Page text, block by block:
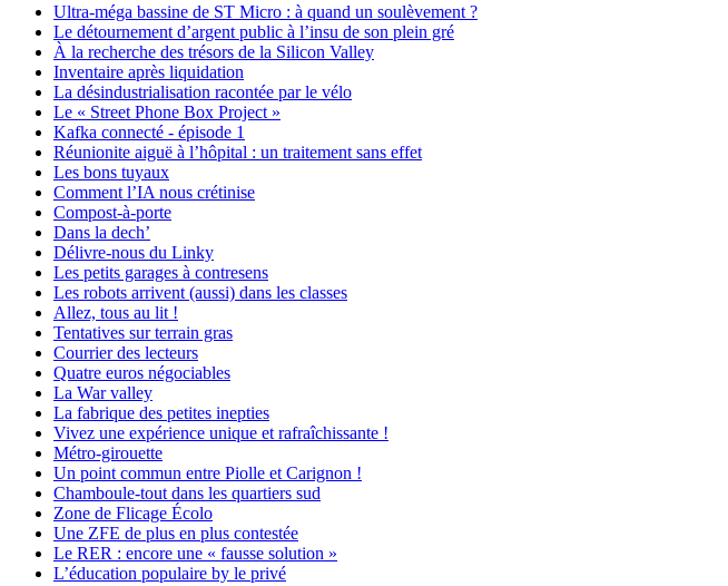
Ultra-méga bassine de ST Micro : à quand un soulèvement ?
Le détournement d’argent public à l’insu de son plein gré
À la recherche des trésors de la Silicon Valley
Inventaire après liquidation
La désindustrialisation racontée par le vélo
Le « Street Phone Box Project »
Kafka connecté - épisode 1
Réunionite aiguë à l’hôpital : un traitement sans effet
Les bons tuyaux
Comment l’IA nous crétinise
Compost-à-porte
Dans la dech’
Délivre-nous du Linky
Les petits garages à contresens
Les robots arrivent (aussi) dans les classes
Allez, tous au lit !
Tentatives sur terrain gras
Courrier des lecteurs
Quatre euros négociables
La War valley
La fabrique des petites inepties
Vivez une expérience unique et rafraîchissante !
Métro-girouette
Un point commun entre Piolle et Carignon !
Chamboule-tout dans les quartiers sud
Zone de Flicage Écolo
Une ZFE de plus en plus contestée
Le RER : encore une « fausse solution »
L’éducation populaire by le privé